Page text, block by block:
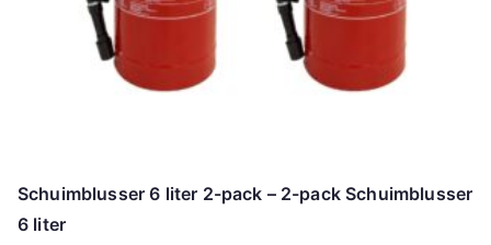
Schuimblusser 6 liter 2-pack – 2-pack Schuimblusser
6 liter